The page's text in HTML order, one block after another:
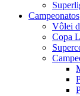
Campeonatos
Vôlei
Copa